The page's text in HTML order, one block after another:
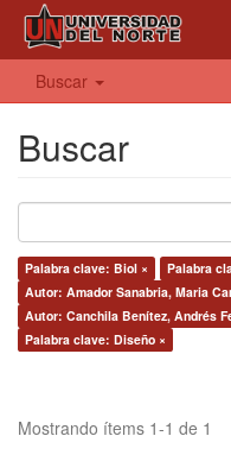
Buscar
Buscar
Palabra clave: Biol ×
Palabra
Autor: Amador Sanabria, Maria
Autor: Canchila Benítez, Andrés
Palabra clave: Diseño ×
Mostrando ítems 1-1 de 1